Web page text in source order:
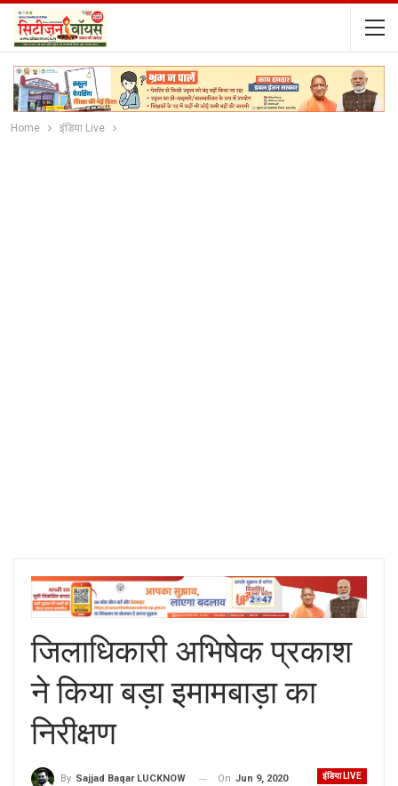
Home इंडिया Live
जिलाधिकारी अभिषेक प्रकाश
ने किया बड़ा इमामबाड़ा का
निरीक्षण
इंडिया LIVE
By Sajjad Baqar LUCKNOW On Jun 9, 2020